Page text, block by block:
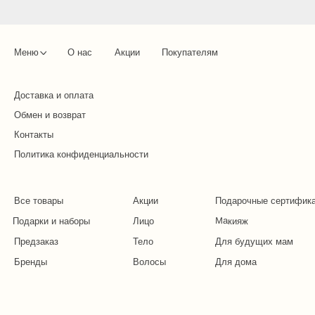
Меню О нас Акции Покупателям
Доставка и оплата
Обмен и возврат
Контакты
Политика конфиденциальности
Подарочные
Подарки и наборы
Для дома
Для будущих мам
Макияж
Волосы
Тело
Лицо
Акции
Бренды
Все товары
Предзаказ